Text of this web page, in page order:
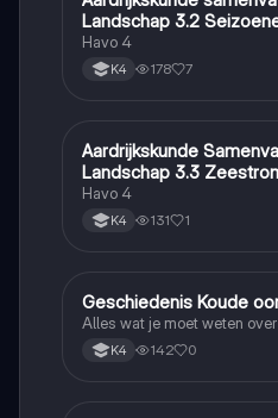
Landschap 3.2
Havo 4
K4 178 7
Aardrijkskunde
Aardrijkskunde
Landschap 3.3
Klimaatgebieden •
Havo 4
K4 131 1
Geschiedenis
Geschiedenis Koude
Alles wat je moet weten
K4 142 0